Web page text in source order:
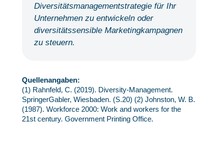
Diversitätsmanagementstrategie für Ihr
Unternehmen zu entwickeln oder
diversitätssensible Marketingkampagnen
zu steuern.
Quellenangaben:
(1) Rahnfeld, C. (2019). Diversity-Management.
SpringerGabler, Wiesbaden. (S.20) (2) Johnston, W. B.
(1987). Workforce 2000: Work and workers for the
21st century. Government Printing Office.